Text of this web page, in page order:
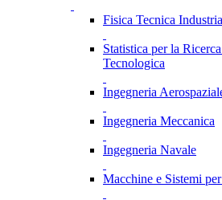
Fisica Tecnica
Statistica per la
Tecnologica
Ingegneria
Ingegneria Meccanica
Ingegneria Navale
Macchine e Sistemi